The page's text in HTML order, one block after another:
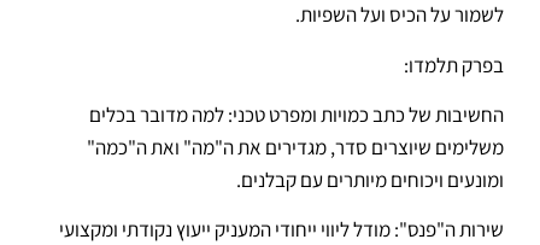
לשמור על הכיס ועל השפיות.
בפרק תלמדו:
החשיבות של כתב כמויות ומפרט טכני: למה מדובר בכלים
משלימים שיוצרים סדר, מגדירים את ה"מה" ואת ה"כמה"
ומונעים ויכוחים מיותרים עם קבלנים.
שירות ה"פנס": מודל ליווי ייחודי המעניק ייעוץ נקודתי ומקצועי